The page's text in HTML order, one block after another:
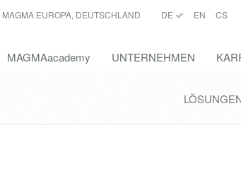
MAGMA EUROPA, DEUTSCHLAND DE EN CS
MAGMAacademy UNTERNEHMEN